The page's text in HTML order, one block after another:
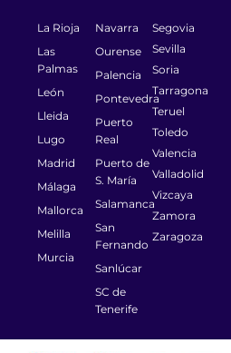
La Rioja
Las
Palmas
León
Lleida
Lugo
Madrid
Málaga
Mallorca
Melilla
Murcia
Navarra
Ourense
Palencia
Pontevedra
Puerto
Real
Puerto de
S. María
Salamanca
San
Fernando
Sanlúcar
SC de
Tenerife
Segovia
Sevilla
Soria
Tarragona
Teruel
Toledo
Valencia
Valladolid
Vizcaya
Zamora
Zaragoza